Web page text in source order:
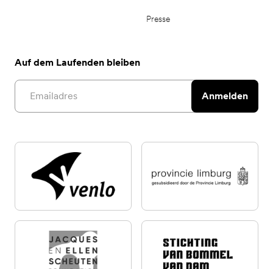
Presse
Auf dem Laufenden bleiben
Email address
Anmelden